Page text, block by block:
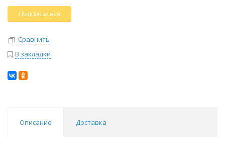
Подписаться
Сравнить
В закладки
Описание Доставка